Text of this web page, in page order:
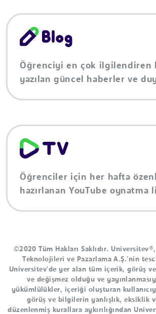
Öğrenciyi en çok ilgilendiren
yazılan güncel haberler ve
Öğrenciler için her hafta
hazırlanan YouTube oynatma
©2020 Tüm Hakları Saklıdır.
Teknolojileri ve Pazarlama A.Ş.'nin
Universitev'de yer alan tüm içerik, görüş
ve değişmez olduğu ve
yükümlülükler, içeriği oluşturan
görüş ve bilgilerin yanlışlık, eksiklik
düzenlenmiş kurallara aykırılığından